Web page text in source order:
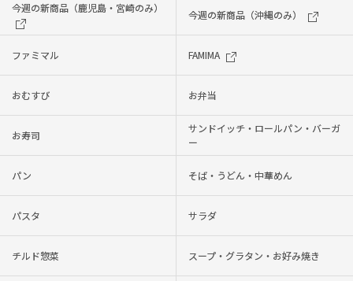
今週の新商品（鹿児島・宮崎のみ）
今週の新商品（沖縄のみ）
ファミマル FAMIMA
おむすび お弁当
お寿司
サンドイッチ・ロールパン・バーガ
ー
パン そば・うどん・中華めん
パスタ サラダ
チルド惣菜 スープ・グラタン・お好み焼き